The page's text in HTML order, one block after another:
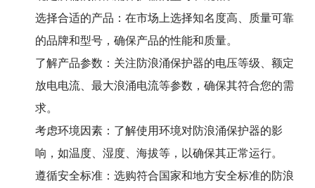
选择合适的产品：在市场上选择知名度高、质量可靠
的品牌和型号，确保产品的性能和质量。
了解产品参数：关注防浪涌保护器的电压等级、额定
放电电流、最大浪涌电流等参数，确保其符合您的需
求。
考虑环境因素：了解使用环境对防浪涌保护器的影
响，如温度、湿度、海拔等，以确保其正常运行。
遵循安全标准：选购符合国家和地方安全标准的防浪